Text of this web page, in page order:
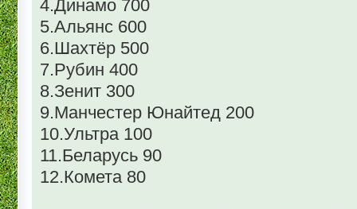
4.Динамо 700
5.Альянс 600
6.Шахтёр 500
7.Рубин 400
8.Зенит 300
9.Манчестер Юнайтед 200
10.Ультра 100
11.Беларусь 90
12.Комета 80